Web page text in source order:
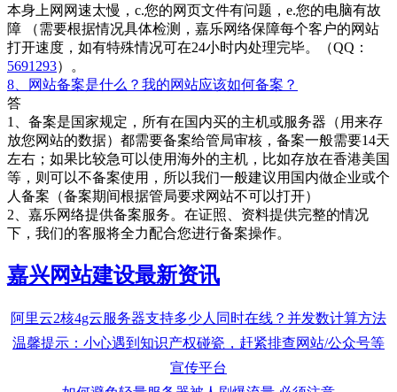
本身上网网速太慢，c.您的网页文件有问题，e.您的电脑有故
障 （需要根据情况具体检测，嘉乐网络保障每个客户的网站
打开速度，如有特殊情况可在24小时内处理完毕。（QQ：
5691293）。
8、网站备案是什么？我的网站应该如何备案？
答
1、备案是国家规定，所有在国内买的主机或服务器（用来存
放您网站的数据）都需要备案给管局审核，备案一般需要14天
左右；如果比较急可以使用海外的主机，比如存放在香港美国
等，则可以不备案使用，所以我们一般建议用国内做企业或个
人备案（备案期间根据管局要求网站不可以打开）
2、嘉乐网络提供备案服务。在证照、资料提供完整的情况
下，我们的客服将全力配合您进行备案操作。
嘉兴网站建设最新资讯
‌阿里云2核4g云服务器支持多少人同时在线？并发数计算方法
温馨提示：小心遇到知识产权碰瓷，赶紧排查网站/公众号等
宣传平台